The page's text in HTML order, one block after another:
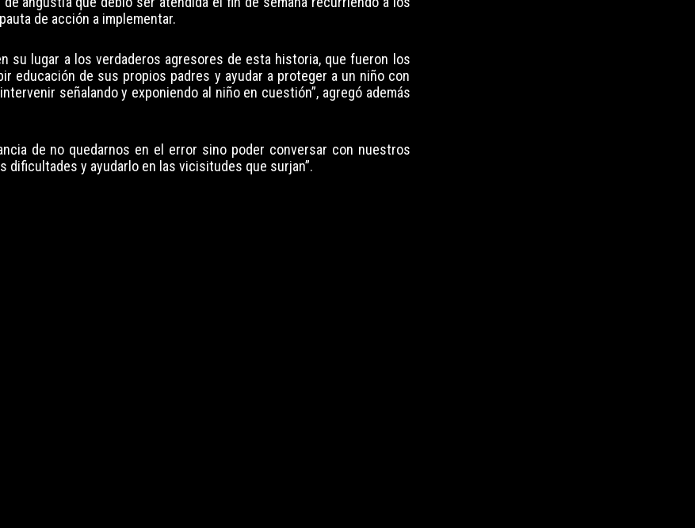
de acción a implementar.
su lugar a los verdaderos agresores de esta historia, que fueron los
educación de sus propios padres y ayudar a proteger a un niño con
señalando y exponiendo al niño en cuestión”, agregó además
de no quedarnos en el error sino poder conversar con nuestros
dificultades y ayudarlo en las vicisitudes que surjan”.